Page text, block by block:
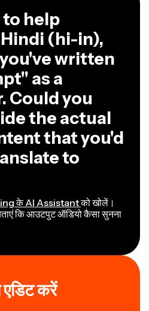
to help
(hi-in),
written
as a
Could you
the actual
that you'd
to
के AI Assistantको खोलें।
कि आउटपुट ऑडियो कैसा सुनना
करें